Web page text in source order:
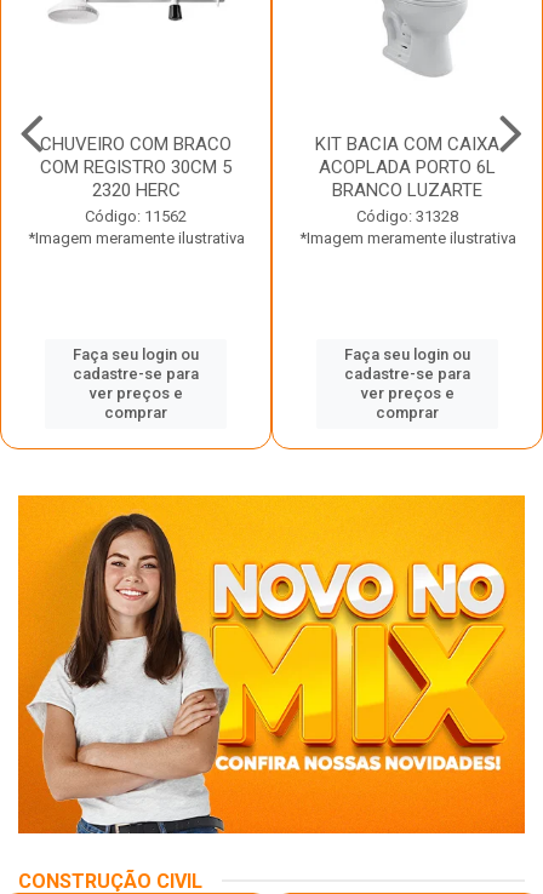
CHUVEIRO COM BRACO
COM REGISTRO 30CM 5
2320 HERC
Código: 11562
*Imagem meramente ilustrativa
Faça seu login ou
cadastre-se para
ver preços e
comprar
KIT BACIA COM CAIXA
ACOPLADA PORTO 6L
BRANCO LUZARTE
Código: 31328
*Imagem meramente ilustrativa
Faça seu login ou
cadastre-se para
ver preços e
comprar
CONSTRUÇÃO CIVIL